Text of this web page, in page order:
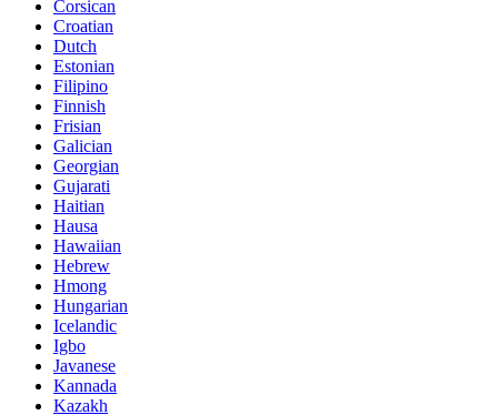
Corsican
Croatian
Dutch
Estonian
Filipino
Finnish
Frisian
Galician
Georgian
Gujarati
Haitian
Hausa
Hawaiian
Hebrew
Hmong
Hungarian
Icelandic
Igbo
Javanese
Kannada
Kazakh